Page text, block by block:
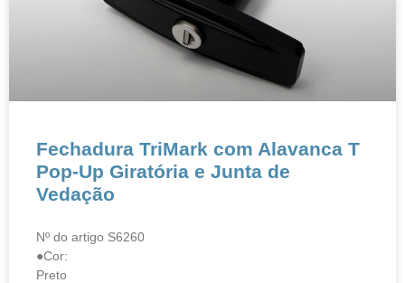
Fechadura TriMark com Alavanca T
Pop-Up Giratória e Junta de
Vedação​​
Nº do artigo S6260
●Cor:
Preto